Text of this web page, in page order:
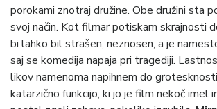
porokami znotraj družine. Obe družini sta
svoj način. Kot filmar potiskam skrajnosti
bi lahko bil strašen, neznosen, a je
saj se komedija napaja pri tragediji.
likov namenoma napihnem do
katarzično funkcijo, ki jo je film nekoč imel